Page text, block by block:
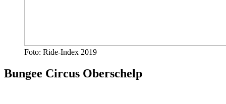
Foto: Ride-Index 2019
Bungee Circus Oberschelp